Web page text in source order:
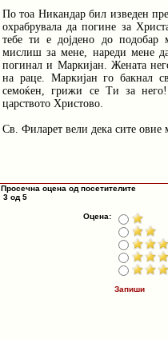
По тоа Никандар бил изведен
охрабрувала да погине за
тебе ти е дојдено до
мислиш за мене, нареди мене
погинал и Маркијан. Жената
на раце. Маркијан го бакнал
семоќен, грижи се Ти за
царството Христово.
Св. Филарет вели дека сите
Просечна оцена од посетителите
3 од 5
Оцена:
Запиши